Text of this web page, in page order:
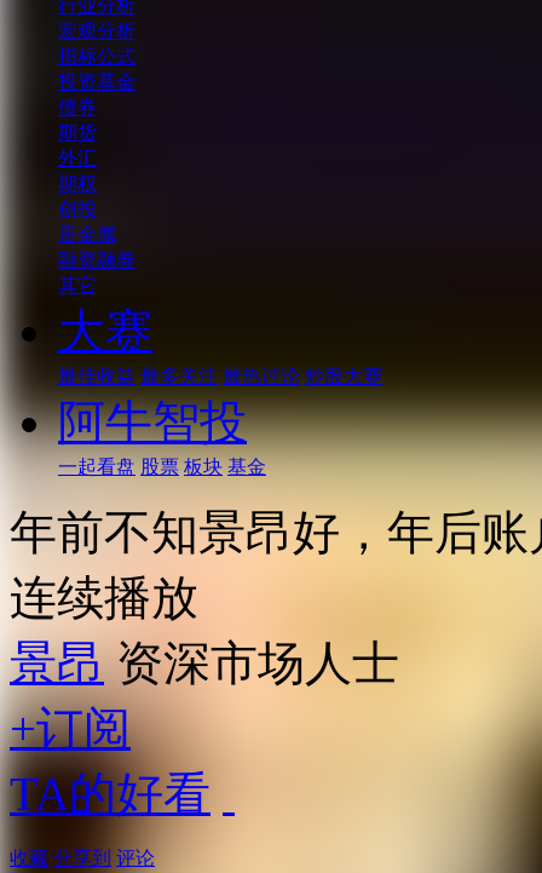
行业分析
宏观分析
指标公式
投资基金
债券
期货
外汇
期权
创投
贵金属
融资融券
其它
大赛
最佳收益 最多关注 最热讨论 炒股大赛
阿牛智投
一起看盘 股票 板块 基金
年前不知景昂好，年后账
连续播放
景昂 资深市场人士
+订阅
TA的好看
收藏 分享到 评论